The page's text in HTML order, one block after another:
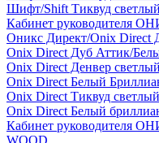
Шифт/Shift Тиквуд
Кабинет руководителя
Оникс Директ/Onix Direct
Onix Direct Дуб Аттик/
Onix Direct Денвер
Onix Direct Белый
Onix Direct Тиквуд
Onix Direct Белый
Кабинет руководителя
WOOD